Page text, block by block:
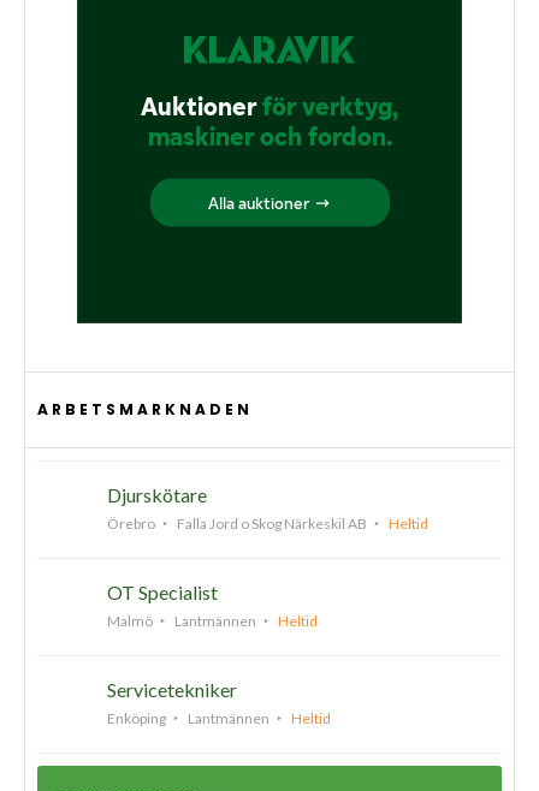
ARBETSMARKNADEN
Djurskötare
Örebro Falla Jord o Skog Närkeskil AB Heltid
OT Specialist
Malmö Lantmännen Heltid
Servicetekniker
Enköping Lantmännen Heltid